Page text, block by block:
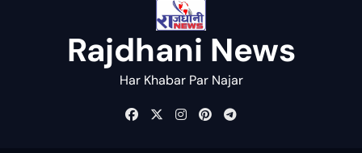
Rajdhani News
Har Khabar Par Najar